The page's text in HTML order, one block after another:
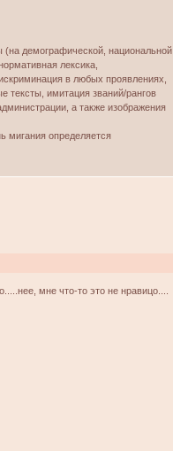
демографической, национальной,
лексика,
в любых проявлениях,
тексты, имитация званий/рангов
а также изображения
мигания определяется
мне что-то это не нравицо....